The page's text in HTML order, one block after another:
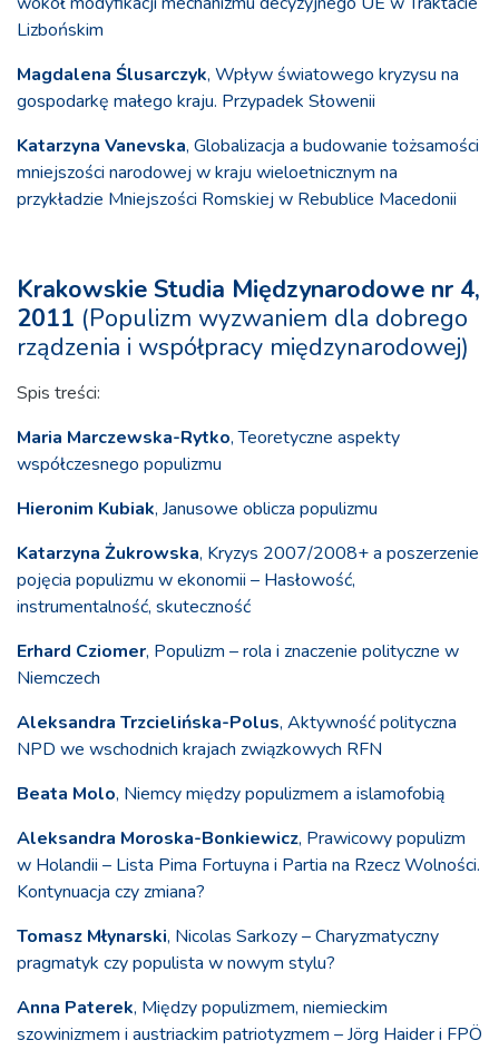
Lizbońskim
Magdalena Ślusarczyk, Wpływ światowego kryzysu na
gospodarkę małego kraju. Przypadek Słowenii
Katarzyna Vanevska, Globalizacja a budowanie tożsamości
mniejszości narodowej w kraju wieloetnicznym na
przykładzie Mniejszości Romskiej w Rebublice Macedonii
Krakowskie Studia Międzynarodowe nr 4,
2011 (Populizm wyzwaniem dla dobrego
rządzenia i współpracy międzynarodowej)
Spis treści:
Maria Marczewska-Rytko, Teoretyczne aspekty
współczesnego populizmu
Hieronim Kubiak, Janusowe oblicza populizmu
Katarzyna Żukrowska, Kryzys 2007/2008+ a poszerzenie
pojęcia populizmu w ekonomii – Hasłowość,
instrumentalność, skuteczność
Erhard Cziomer, Populizm – rola i znaczenie polityczne w
Niemczech
Aleksandra Trzcielińska-Polus, Aktywność polityczna
NPD we wschodnich krajach związkowych RFN
Beata Molo, Niemcy między populizmem a islamofobią
Aleksandra Moroska-Bonkiewicz, Prawicowy populizm
w Holandii – Lista Pima Fortuyna i Partia na Rzecz Wolności.
Kontynuacja czy zmiana?
Tomasz Młynarski, Nicolas Sarkozy – Charyzmatyczny
pragmatyk czy populista w nowym stylu?
Anna Paterek, Między populizmem, niemieckim
szowinizmem i austriackim patriotyzmem – Jörg Haider i FPÖ